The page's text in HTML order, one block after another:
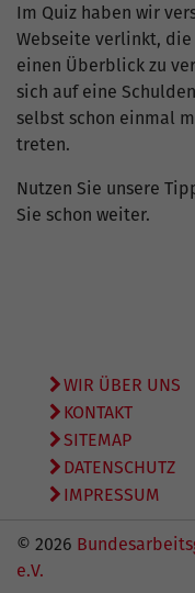
Im Quiz haben wir
Webseite verlinkt,
einen Überblick zu
sich auf eine
selbst schon einmal
treten.
Nutzen Sie unsere
Sie schon weiter.
WIR ÜBER UNS
KONTAKT
SITEMAP
DATENSCHUTZ
IMPRESSUM
© 2026
e.V.